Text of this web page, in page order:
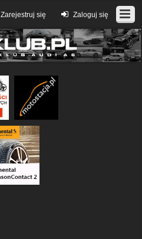
Zaloguj się
Zarejestruj się